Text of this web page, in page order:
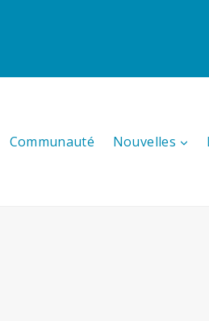
Communauté Nouvelles